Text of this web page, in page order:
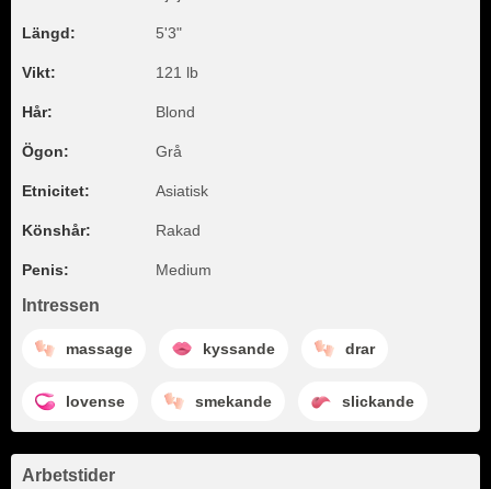
Längd: 5'3"
Vikt: 121 lb
Hår: Blond
Ögon: Grå
Etnicitet: Asiatisk
Könshår: Rakad
Penis: Medium
Intressen
massage kyssande drar
lovense smekande slickande
Arbetstider